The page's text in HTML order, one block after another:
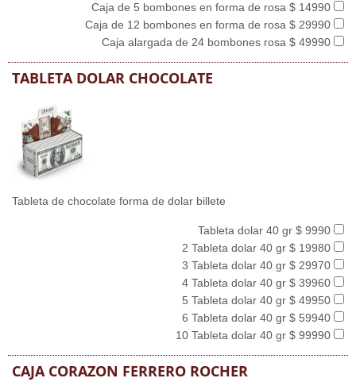
Caja de 5 bombones en forma de rosa $ 14990
Caja de 12 bombones en forma de rosa $ 29990
Caja alargada de 24 bombones rosa $ 49990
TABLETA DOLAR CHOCOLATE
Tableta de chocolate forma de dolar billete
Tableta dolar 40 gr $ 9990
2 Tableta dolar 40 gr $ 19980
3 Tableta dolar 40 gr $ 29970
4 Tableta dolar 40 gr $ 39960
5 Tableta dolar 40 gr $ 49950
6 Tableta dolar 40 gr $ 59940
10 Tableta dolar 40 gr $ 99990
CAJA CORAZON FERRERO ROCHER